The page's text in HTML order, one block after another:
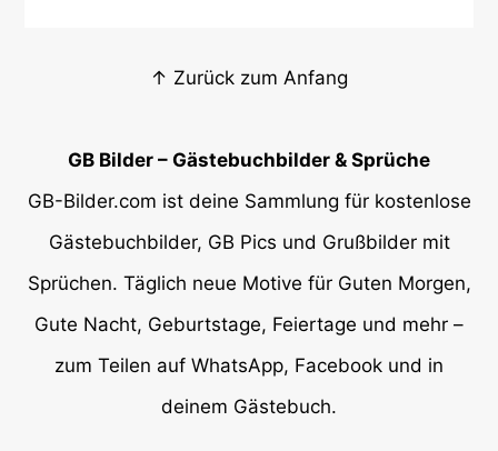
↑ Zurück zum Anfang
GB Bilder – Gästebuchbilder & Sprüche
GB-Bilder.com ist deine Sammlung für kostenlose
Gästebuchbilder, GB Pics und Grußbilder mit
Sprüchen. Täglich neue Motive für Guten Morgen,
Gute Nacht, Geburtstage, Feiertage und mehr –
zum Teilen auf WhatsApp, Facebook und in
deinem Gästebuch.